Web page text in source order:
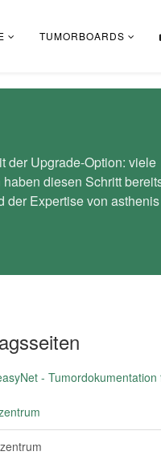
TUMORBOARDS
der Upgrade-Option: viele
diesen Schritt
Expertise von
-